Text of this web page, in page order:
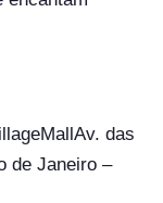
das
de Janeiro –